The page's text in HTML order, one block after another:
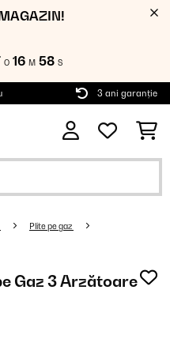
O 16 M 58 S
3 ani garanție
Plite pe gaz
Gaz 3 Arzătoare